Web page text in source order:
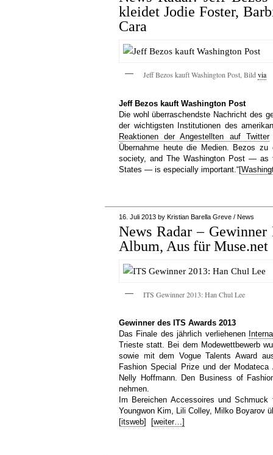
kleidet Jodie Foster,
Cara
Jeff Bezos kauft Washington Post, Bildvia
Jeff Bezos kauft Washington Post
Die wohl überraschendste Nachricht des
der wichtigsten Institutionen des
Reaktionen der Angestellten auf Twitter
Übernahme heute die Medien. Bezos
society, and The Washington Post — as
States — is especially important.“[
16. Juli 2013 by Kristian Barella Greve / News
News Radar –
Album, Aus für Muse.net
ITS Gewinner 2013: Han Chul Lee
Gewinner des ITS Awards 2013
Das Finale des jährlich verliehenen
Trieste statt. Bei dem Modewettbewerb
sowie mit dem Vogue Talents Award
Fashion Special Prize und der
Nelly Hoffmann. Den Business of
nehmen.
Im Bereichen Accessoires und
Youngwon Kim, Lili Colley, Milko Boyarov
[itsweb] [weiter…]